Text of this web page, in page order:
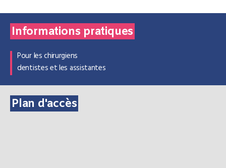
Informations pratiques
Pour les chirurgiens
dentistes et les assistantes
Plan d'accès